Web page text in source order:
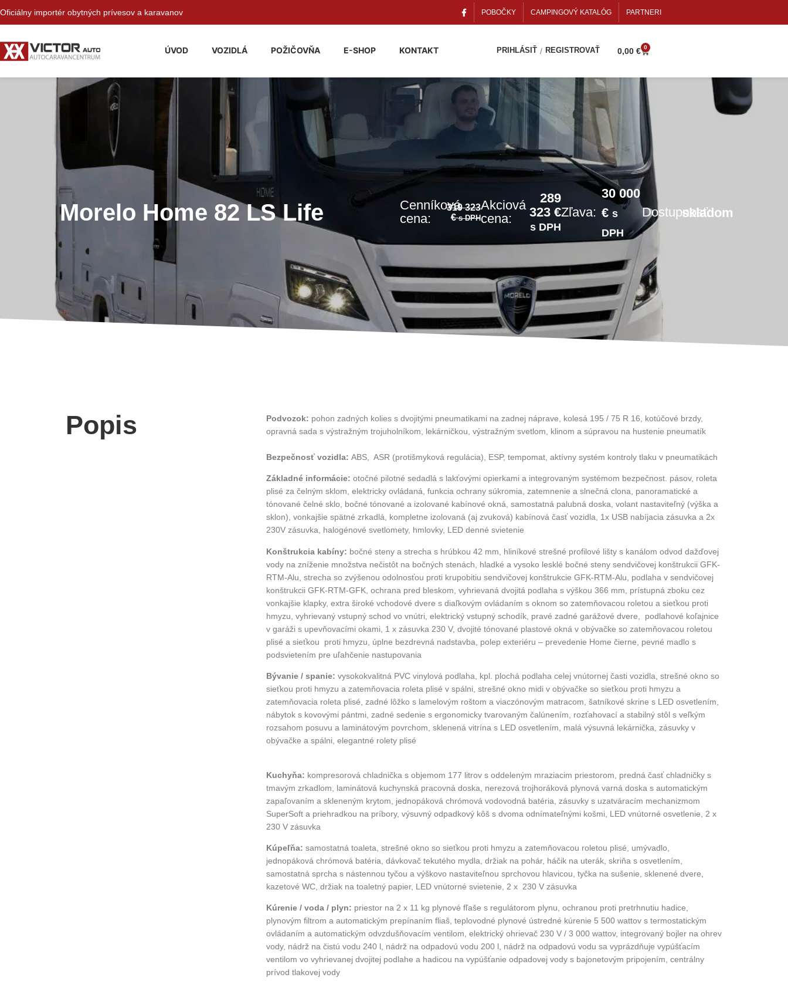
Oficiálny importér obytných prívesov a karavanov POBOČKY CAMPINGOVÝ KATALÓG PARTNERI
ÚVOD VOZIDLÁ POŽIČOVŇA E-SHOP KONTAKT PRIHLÁSIŤ / REGISTROVAŤ 0,00€ 0
Morelo Home 82 LS Life
Cenníková
cena:
319 323
€s DPH
Akciová
cena:
289
323 €
s DPH
Zľava:
30 000
€ s
DPH
Dostupnosť:
skladom
Popis Podvozok: pohon zadných kolies s dvojitými pneumatikami na zadnej náprave, kolesá 195 / 75 R 16, kotúčové brzdy,
opravná sada s výstražným trojuholníkom, lekárničkou, výstražným svetlom, klinom a súpravou na hustenie pneumatík
Bezpečnosť vozidla: ABS, ASR (protišmyková regulácia), ESP, tempomat, aktívny systém kontroly tlaku v pneumatikách
Základné informácie: otočné pilotné sedadlá s lakťovými opierkami a integrovaným systémom bezpečnost. pásov, roleta
plisé za čelným sklom, elektricky ovládaná, funkcia ochrany súkromia, zatemnenie a slnečná clona, panoramatické a
tónované čelné sklo, bočné tónované a izolované kabínové okná, samostatná palubná doska, volant nastaviteľný (výška a
sklon), vonkajšie spätné zrkadlá, kompletne izolovaná (aj zvuková) kabínová časť vozidla, 1x USB nabíjacia zásuvka a 2x
230V zásuvka, halogénové svetlomety, hmlovky, LED denné svietenie
Konštrukcia kabíny: bočné steny a strecha s hrúbkou 42 mm, hliníkové strešné profilové lišty s kanálom odvod dažďovej
vody na zníženie množstva nečistôt na bočných stenách, hladké a vysoko lesklé bočné steny sendvičovej konštrukcii GFK-
RTM-Alu, strecha so zvýšenou odolnosťou proti krupobitiu sendvičovej konštrukcie GFK-RTM-Alu, podlaha v sendvičovej
konštrukcii GFK-RTM-GFK, ochrana pred bleskom, vyhrievaná dvojitá podlaha s výškou 366 mm, prístupná zboku cez
vonkajšie klapky, extra široké vchodové dvere s diaľkovým ovládaním s oknom so zatemňovacou roletou a sieťkou proti
hmyzu, vyhrievaný vstupný schod vo vnútri, elektrický vstupný schodík, pravé zadné garážové dvere, podlahové koľajnice
v garáži s upevňovacími okami, 1 x zásuvka 230 V, dvojité tónované plastové okná v obývačke so zatemňovacou roletou
plisé a sieťkou
proti hmyzu, úplne bezdrevná nadstavba, polep exteriéru – prevedenie Home čierne, pevné madlo s
podsvietením pre uľahčenie nastupovania
Bývanie / spanie: vysokokvalitná PVC vinylová podlaha,
kpl. plochá podlaha celej vnútornej časti vozidla, strešné okno so
sieťkou proti hmyzu a zatemňovacia roleta plisé v spálni, strešné okno midi v obývačke so sieťkou proti hmyzu a
zatemňovacia roleta plisé, zadné lôžko s lamelovým roštom a viaczónovým matracom, šatníkové skrine s LED osvetlením,
nábytok s kovovými pántmi, zadné sedenie s ergonomicky tvarovaným čalúnením, rozťahovací a stabilný stôl s veľkým
rozsahom posuvu a laminátovým povrchom, sklenená vitrína s LED osvetlením, malá výsuvná lekárnička, zásuvky v
obývačke a spálni, elegantné rolety plisé
Kuchyňa: kompresorová chladnička s objemom 177 litrov s oddeleným mraziacim priestorom, predná časť chladničky s
tmavým zrkadlom, laminátová kuchynská pracovná doska, nerezová trojhoráková plynová varná doska s automatickým
zapaľovaním a skleneným krytom, jednopáková chrómová vodovodná batéria, zásuvky s uzatváracím mechanizmom
SuperSoft a priehradkou na príbory, výsuvný odpadkový kôš s dvoma odnímateľnými košmi,
LED vnútorné osvetlenie, 2 x
230 V zásuvka
Kúpeľňa: samostatná toaleta, strešné okno so sieťkou proti hmyzu a zatemňovacou roletou plisé, umývadlo,
jednopáková chrómová batéria, dávkovač tekutého mydla, držiak na pohár, háčik na uterák, skriňa s osvetlením,
samostatná sprcha s nástennou tyčou a výškovo nastaviteľnou sprchovou hlavicou, tyčka na sušenie, sklenené dvere,
kazetové WC, držiak na toaletný papier, LED vnútorné svietenie, 2 x 230 V zásuvka
Kúrenie / voda / plyn: priestor na 2 x 11 kg plynové fľaše s regulátorom plynu, ochranou proti pretrhnutiu hadice,
plynovým filtrom a automatickým prepínaním fliaš, teplovodné plynové ústredné kúrenie 5 500 wattov s termostatickým
ovládaním a automatickým odvzdušňovacím ventilom, elektrický ohrievač 230 V / 3 000 wattov, integrovaný bojler na ohrev
vody, nádrž na čistú vodu 240 l, nádrž na odpadovú vodu 200 l, nádrž na odpadovú vodu sa vyprázdňuje vypúšťacím
ventilom vo vyhrievanej dvojitej podlahe a hadicou na vypúšťanie odpadovej vody s bajonetovým pripojením, centrálny
prívod tlakovej vody